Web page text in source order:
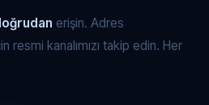
erişin. Adres
kanalımızı takip edin. Her